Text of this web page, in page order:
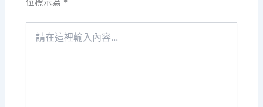
位標示為 *